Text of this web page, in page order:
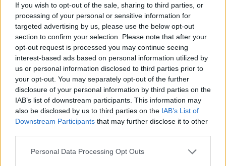
If you wish to opt-out of the sale, sharing to third parties, or
processing of your personal or sensitive information for
targeted advertising by us, please use the below opt-out
section to confirm your selection. Please note that after your
opt-out request is processed you may continue seeing
interest-based ads based on personal information utilized by
us or personal information disclosed to third parties prior to
your opt-out. You may separately opt-out of the further
disclosure of your personal information by third parties on the
IAB’s list of downstream participants. This information may
also be disclosed by us to third parties on the IAB’s List of
Downstream Participants that may further disclose it to other
Personal Data Processing Opt Outs
Slik deze medicatie een aantal maanden. Eerst 25 mg en
nu 50 mg. Sinds een poosje worden de bijwerkingen
minder. Mijn bijwerkingen waren spier en gewrichtspijn.
Zelfs 's nachts kon ik me amper omdraaien van de pijn.
Dit is nu ook over. Mijn conclusie is probeer het een paar
maanden vol te houden. Ik zal wel moeten omdat ik deze
medicatie heel mijn leven zal moeten blijv[lees meer...]
geef mening 0 reacties
Eplerenon
11-10-2019 | Vrouw | 61